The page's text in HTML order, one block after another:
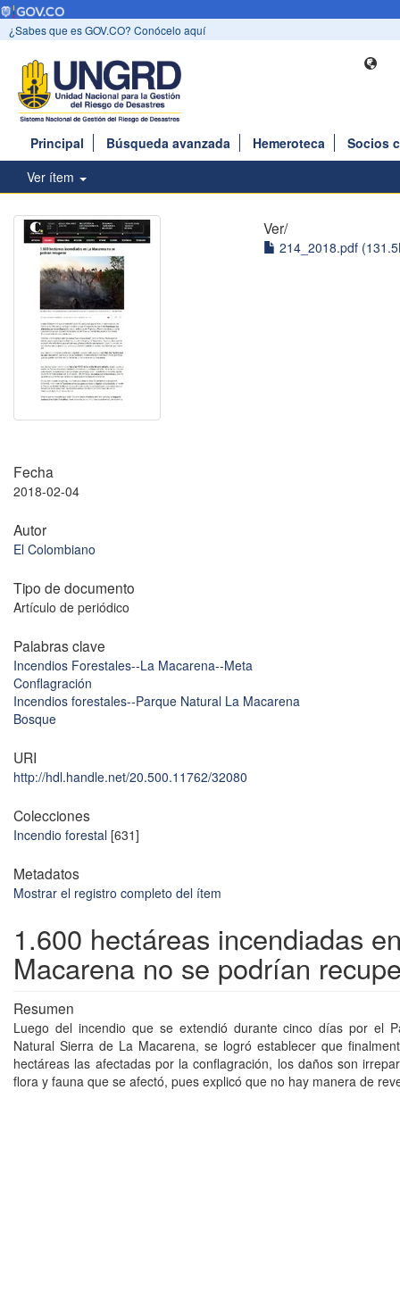
¿Sabes que es GOV.CO? Conócelo aquí
Principal Búsqueda avanzada Hemeroteca
Socios
Ver ítem
Ver/
214_2018.pdf
Fecha
2018-02-04
Autor
El Colombiano
Tipo de documento
Artículo de periódico
Palabras clave
Incendios Forestales--La Macarena--Meta
Conflagración
Incendios forestales--Parque Natural La Macarena
Bosque
URI
http://hdl.handle.net/20.500.11762/32080
Colecciones
Incendio forestal [631]
Metadatos
Mostrar el registro completo del ítem
1.600 hectáreas incendiadas
Macarena no se podrían
Resumen
Luego del incendio que se extendió durante cinco días por el
Natural Sierra de La Macarena, se logró establecer que
hectáreas las afectadas por la conflagración, los daños son
flora y fauna que se afectó, pues explicó que no hay manera de